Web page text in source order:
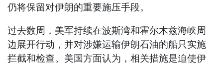
仍将保留对伊朗的重要施压手段。
过去数周，美军持续在波斯湾和霍尔木兹海峡周
边展开行动，并对涉嫌运输伊朗石油的船只实施
拦截和检查。美国方面认为，相关措施是迫使伊